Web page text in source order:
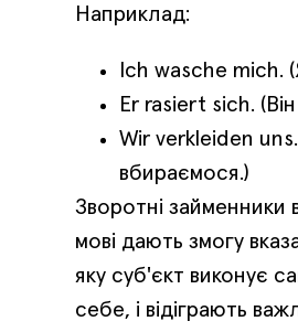
Наприклад:
Ich wasche mich.
Er rasiert sich.
Wir verkleiden
вбираємося.)
Зворотні займенники в
мові дають змогу
яку суб'єкт виконує
себе, і відіграють